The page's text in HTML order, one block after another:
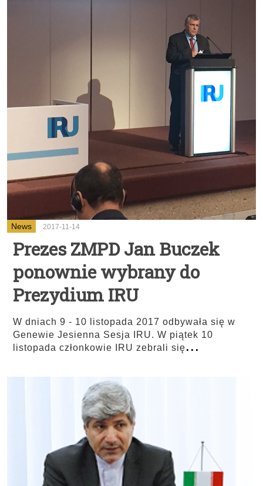
News 2017-11-14
Prezes ZMPD Jan Buczek
ponownie wybrany do
Prezydium IRU
W dniach 9 - 10 listopada 2017 odbywała się w
Genewie Jesienna Sesja IRU. W piątek 10
listopada członkowie IRU zebrali się...